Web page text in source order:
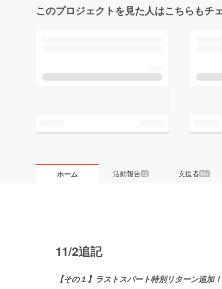
このプロジェクトを見た人はこちらもチ
ホーム 活動報告 12 支援者99+
11/2追記
【その１】ラストスパート特別リターン追加